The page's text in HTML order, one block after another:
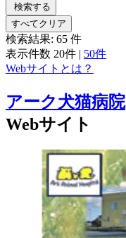
検索する
すべてクリア
検索結果: 65 件
表示件数 20件 | 50件
Webサイトとは？
アーク犬猫病院
Webサイト